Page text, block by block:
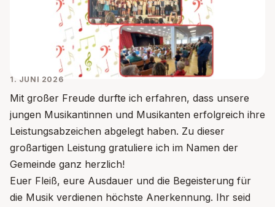
1. JUNI 2026
Mit großer Freude durfte ich erfahren, dass unsere
jungen Musikantinnen und Musikanten erfolgreich ihre
Leistungsabzeichen abgelegt haben. Zu dieser
großartigen Leistung gratuliere ich im Namen der
Gemeinde ganz herzlich!
Euer Fleiß, eure Ausdauer und die Begeisterung für
die Musik verdienen höchste Anerkennung. Ihr seid